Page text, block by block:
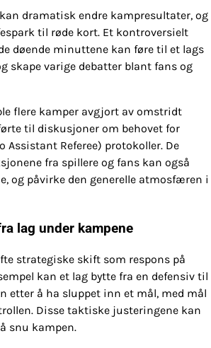
dramatisk endre kampresultater, og
til røde kort. Et kontroversielt
døende minuttene kan føre til et lags
skape varige debatter blant fans og
flere kamper avgjort av omstridt
til diskusjoner om behovet for
Assistant Referee) protokoller. De
fra spillere og fans kan også
og påvirke den generelle atmosfæren i
lag under kampene
strategiske skift som respons på
kan et lag bytte fra en defensiv til
etter å ha sluppet inn et mål, med mål
Disse taktiske justeringene kan
snu kampen.